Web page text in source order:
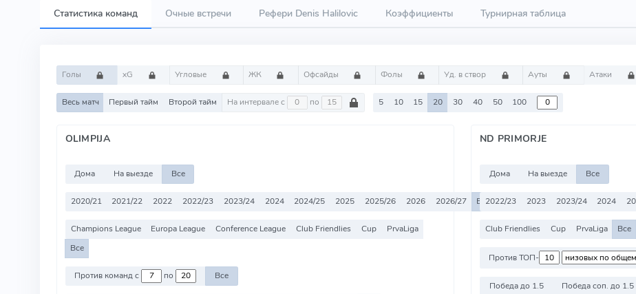
Статистика команд Очные встречи Рефери Denis Halilovic Коэффициенты Турнирная таблица
Голы xG Угловые ЖК Офсайды Фолы Уд. в створ Ауты Атаки
Весь матч Первый тайм Второй тайм На интервале с по 5 10 15 20 30 40 50 100
OLIMPIJA
Дома На выезде Все
2020/21 2021/22 2022 2022/23 2023/24 2024 2024/25 2025 2025/26 2026 2026/27 Все
Champions League Europa League Conference League Club Friendlies Cup
PrvaLiga
Все
Против команд с по Все
ND PRIMORJE
Дома На выезде Все
2022/23 2023 2023/24 2024
Club Friendlies Cup PrvaLiga Все
Против ТОП-
Победа до 1.5 Победа соп. до 1.5